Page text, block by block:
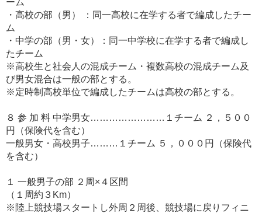
ーム
・高校の部（男） ：同一高校に在学する者で編成したチー
ム
・中学の部（男・女）：同一中学校に在学する者で編成し
たチーム
※高校生と社会人の混成チーム・複数高校の混成チーム及
び男女混合は一般の部とする。
※定時制高校単位で編成したチームは高校の部とする。
８ 参 加 料 中学男女……………………１チーム ２，５００
円（保険代を含む）
一般男女・高校男子………１チーム ５，０００円（保険代
を含む）
１ 一般男子の部 ２周×４区間
（１周約３Km）
※陸上競技場スタートし外周２周後、競技場に戻りフィニ